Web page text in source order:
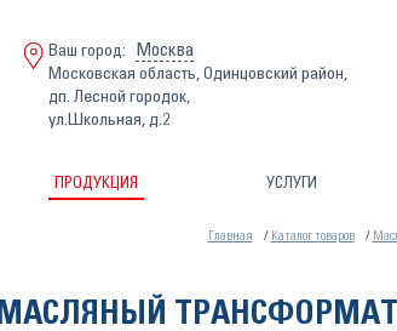
Ваш город: Москва
Московская область, Одинцовский район,
дп. Лесной городок,
ул.Школьная, д.2
ПРОДУКЦИЯ УСЛУГИ
Главная Каталог товаров
МАСЛЯНЫЙ